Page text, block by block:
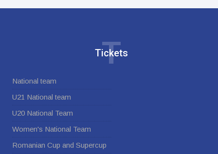
Tickets
T
National team
U21 National team
U20 National Team
Women's National Team
Romanian Cup and Supercup